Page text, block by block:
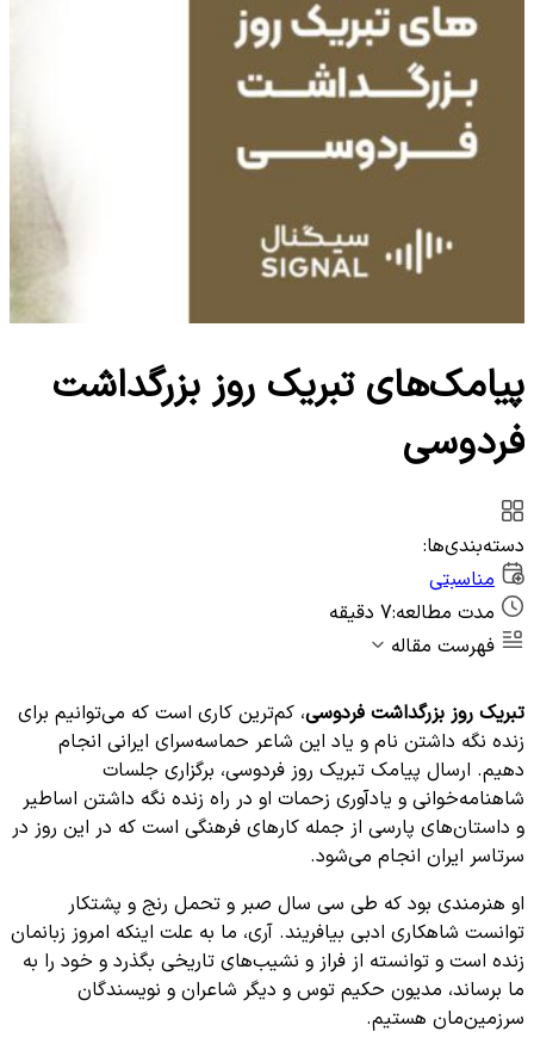
پیامک‌‌های تبریک روز بزرگداشت
فردوسی
دسته‌بندی‌ها:
مناسبتی
مدت مطالعه:7 دقیقه
فهرست مقاله
تبریک روز بزرگداشت فردوسی، کم‌ترین کاری است که می‌توانیم برای
زنده نگه داشتن نام و یاد این شاعر حماسه‌سرای ایرانی انجام
دهیم. ارسال پیامک تبریک روز فردوسی، برگزاری جلسات
شاهنامه‌خوانی و یادآوری زحمات او در راه زنده نگه داشتن اساطیر
و داستان‌های پارسی از جمله کارهای فرهنگی است که در این روز در
سرتاسر ایران انجام می‌شود.
او هنرمندی بود که طی سی سال صبر و تحمل رنج و پشتکار
توانست شاهکاری ادبی بیافریند. آری، ما به علت اینکه امروز زبانمان
زنده است و توانسته از فراز و نشیب‌های تاریخی بگذرد و خود را به
ما برساند، مدیون حکیم توس و دیگر شاعران و نویسندگان
سرزمین‌مان هستیم.